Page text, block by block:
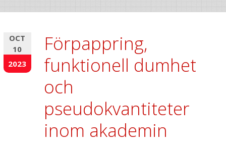
OCT
10
2023
Förpappring,
funktionell dumhet
och
pseudokvantiteter
inom akademin